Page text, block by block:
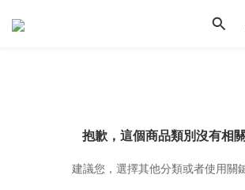
抱歉，這個商品類別沒有相
建議您，選擇其他分類或者使用關